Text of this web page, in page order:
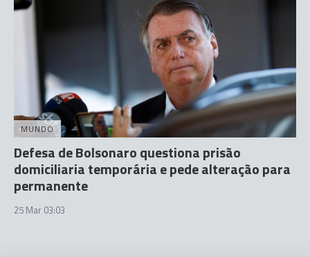
MUNDO
Defesa de Bolsonaro questiona prisão
domiciliaria temporária e pede alteração para
permanente
25 Mar 03:03